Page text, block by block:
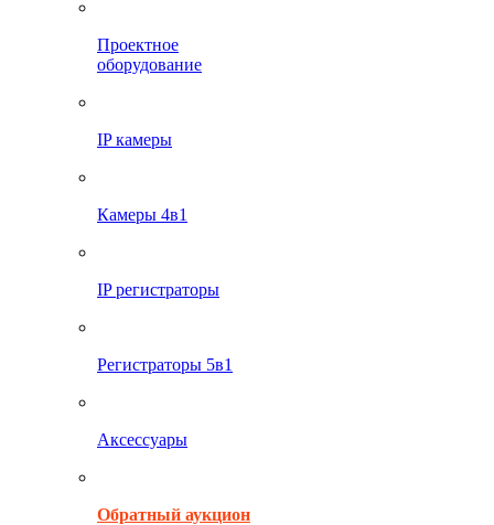
Проектное
оборудование
IP камеры
Камеры 4в1
IP регистраторы
Регистраторы 5в1
Аксессуары
Обратный аукцион